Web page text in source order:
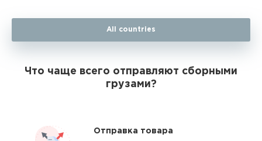
All countries
Что чаще всего отправляют сборными
грузами?
Отправка товара